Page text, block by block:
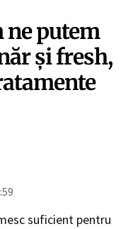
ne putem
și fresh,
suficient pentru